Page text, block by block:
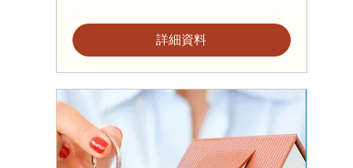
詳細資料